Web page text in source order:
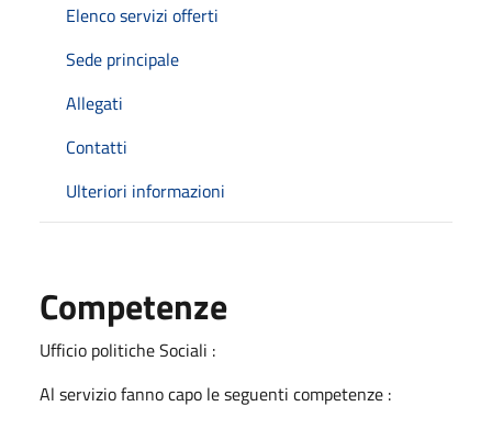
Elenco servizi offerti
Sede principale
Allegati
Contatti
Ulteriori informazioni
Competenze
Ufficio politiche Sociali :
Al servizio fanno capo le seguenti competenze :